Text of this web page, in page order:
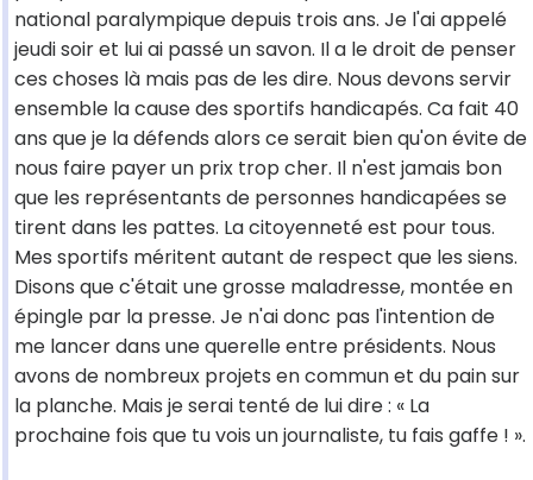
national paralympique depuis trois ans. Je l'ai appelé
jeudi soir et lui ai passé un savon. Il a le droit de penser
ces choses là mais pas de les dire. Nous devons servir
ensemble la cause des sportifs handicapés. Ca fait 40
ans que je la défends alors ce serait bien qu'on évite de
nous faire payer un prix trop cher. Il n'est jamais bon
que les représentants de personnes handicapées se
tirent dans les pattes. La citoyenneté est pour tous.
Mes sportifs méritent autant de respect que les siens.
Disons que c'était une grosse maladresse, montée en
épingle par la presse. Je n'ai donc pas l'intention de
me lancer dans une querelle entre présidents. Nous
avons de nombreux projets en commun et du pain sur
la planche. Mais je serai tenté de lui dire : « La
prochaine fois que tu vois un journaliste, tu fais gaffe ! ».